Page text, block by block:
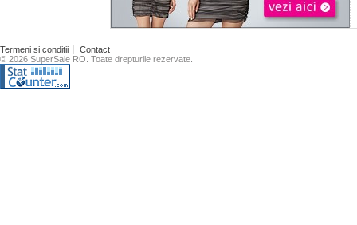
Termeni si conditii
Contact
© 2026 SuperSale RO. Toate drepturile rezervate.